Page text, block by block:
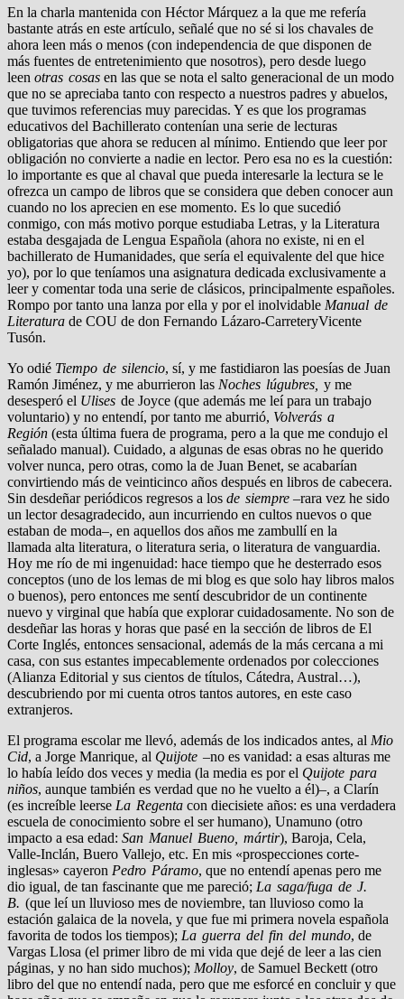
En la charla mantenida con Héctor Márquez a la que me refería
bastante atrás en este artículo, señalé que no sé si los chavales de
ahora leen más o menos (con independencia de que disponen de
más fuentes de entretenimiento que nosotros), pero desde luego
leen otras cosas en las que se nota el salto generacional de un modo
que no se apreciaba tanto con respecto a nuestros padres y abuelos,
que tuvimos referencias muy parecidas. Y es que los programas
educativos del Bachillerato contenían una serie de lecturas
obligatorias que ahora se reducen al mínimo. Entiendo que leer por
obligación no convierte a nadie en lector. Pero esa no es la cuestión:
lo importante es que al chaval que pueda interesarle la lectura se le
ofrezca un campo de libros que se considera que deben conocer aun
cuando no los aprecien en ese momento. Es lo que sucedió
conmigo, con más motivo porque estudiaba Letras, y la Literatura
estaba desgajada de Lengua Española (ahora no existe, ni en el
bachillerato de Humanidades, que sería el equivalente del que hice
yo), por lo que teníamos una asignatura dedicada exclusivamente a
leer y comentar toda una serie de clásicos, principalmente españoles.
Rompo por tanto una lanza por ella y por el inolvidable Manual de
Literatura de COU de don Fernando Lázaro-CarreteryVicente
Tusón.
Yo odié Tiempo de silencio, sí, y me fastidiaron las poesías de Juan
Ramón Jiménez, y me aburrieron las Noches lúgubres, y me
desesperó el Ulises de Joyce (que además me leí para un trabajo
voluntario) y no entendí, por tanto me aburrió, Volverás a
Región (esta última fuera de programa, pero a la que me condujo el
señalado manual). Cuidado, a algunas de esas obras no he querido
volver nunca, pero otras, como la de Juan Benet, se acabarían
convirtiendo más de veinticinco años después en libros de cabecera.
Sin desdeñar periódicos regresos a los de siempre –rara vez he sido
un lector desagradecido, aun incurriendo en cultos nuevos o que
estaban de moda–, en aquellos dos años me zambullí en la
llamada alta literatura, o literatura seria, o literatura de vanguardia.
Hoy me río de mi ingenuidad: hace tiempo que he desterrado esos
conceptos (uno de los lemas de mi blog es que solo hay libros malos
o buenos), pero entonces me sentí descubridor de un continente
nuevo y virginal que había que explorar cuidadosamente. No son de
desdeñar las horas y horas que pasé en la sección de libros de El
Corte Inglés, entonces sensacional, además de la más cercana a mi
casa, con sus estantes impecablemente ordenados por colecciones
(Alianza Editorial y sus cientos de títulos, Cátedra, Austral…),
descubriendo por mi cuenta otros tantos autores, en este caso
extranjeros.
El programa escolar me llevó, además de los indicados antes, al Mio
Cid, a Jorge Manrique, al Quijote –no es vanidad: a esas alturas me
lo había leído dos veces y media (la media es por el Quijote para
niños, aunque también es verdad que no he vuelto a él)–, a Clarín
(es increíble leerse La Regenta con diecisiete años: es una verdadera
escuela de conocimiento sobre el ser humano), Unamuno (otro
impacto a esa edad: San Manuel Bueno, mártir), Baroja, Cela,
Valle-Inclán, Buero Vallejo, etc. En mis «prospecciones corte-
inglesas» cayeron Pedro Páramo, que no entendí apenas pero me
dio igual, de tan fascinante que me pareció; La saga/fuga de J.
B. (que leí un lluvioso mes de noviembre, tan lluvioso como la
estación galaica de la novela, y que fue mi primera novela española
favorita de todos los tiempos); La guerra del fin del mundo, de
Vargas Llosa (el primer libro de mi vida que dejé de leer a las cien
páginas, y no han sido muchos); Molloy, de Samuel Beckett (otro
libro del que no entendí nada, pero que me esforcé en concluir y que